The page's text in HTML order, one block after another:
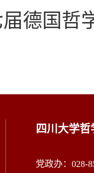
德国哲
四川大学哲
党政办：028-